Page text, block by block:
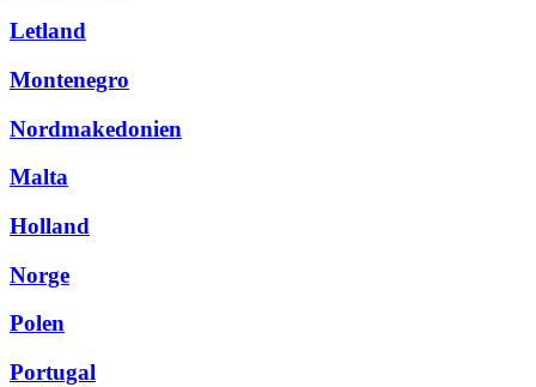
Letland
Montenegro
Nordmakedonien
Malta
Holland
Norge
Polen
Portugal